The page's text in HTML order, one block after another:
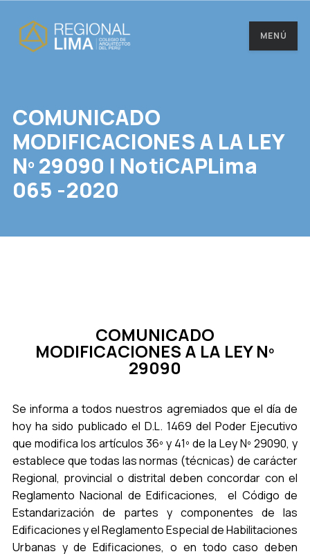
MENÚ
COMUNICADO
MODIFICACIONES A LA LEY
Nº 29090 | NotiCAPLima
065 -2020
COMUNICADO
MODIFICACIONES A LA LEY Nº
29090
Se informa a todos nuestros agremiados que el día de
hoy ha sido publicado el D.L. 1469 del Poder Ejecutivo
que modifica los artículos 36º y 41º de la Ley Nº 29090, y
establece que todas las normas (técnicas) de carácter
Regional, provincial o distrital deben concordar con el
Reglamento Nacional de Edificaciones, el Código de
Estandarización de partes y componentes de las
Edificaciones y el Reglamento Especial de Habilitaciones
Urbanas y de Edificaciones, o en todo caso deben